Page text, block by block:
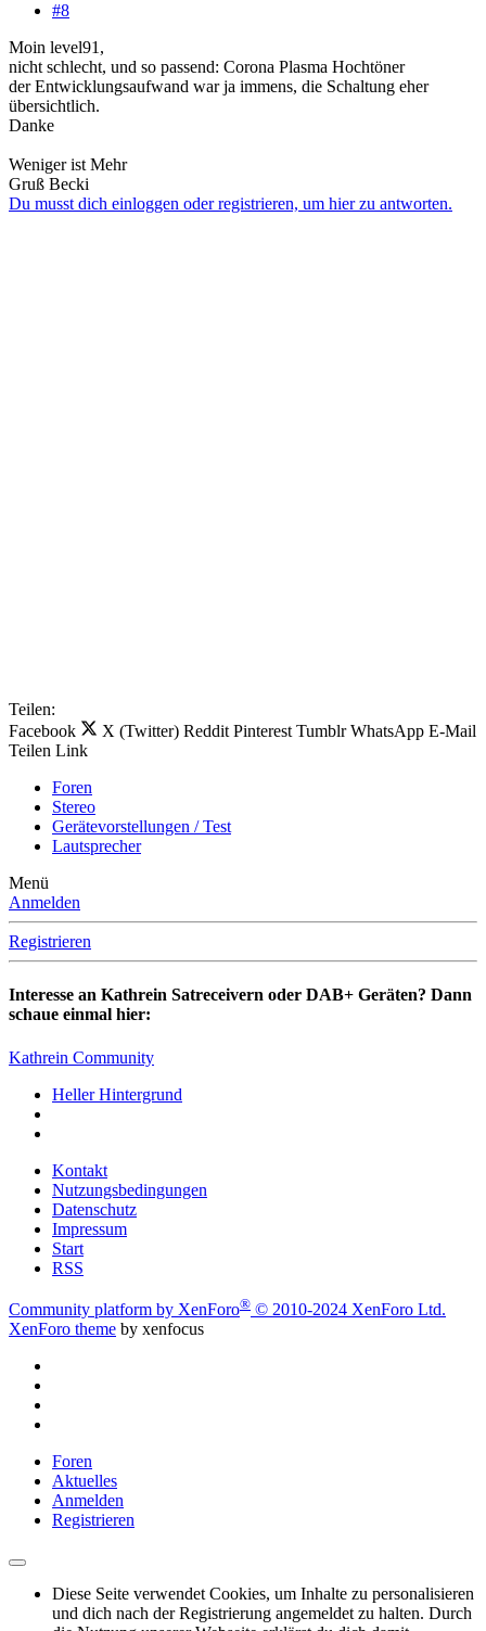
#8
Moin level91,
nicht schlecht, und so passend: Corona Plasma Hochtöner
der Entwicklungsaufwand war ja immens, die Schaltung eher
übersichtlich.
Danke
Weniger ist Mehr
Gruß Becki
Du musst dich einloggen oder registrieren, um hier zu antworten.
Teilen:
Facebook
X (Twitter) Reddit Pinterest Tumblr WhatsApp E-Mail
Teilen Link
Foren
Stereo
Gerätevorstellungen / Test
Lautsprecher
Menü
Anmelden
Registrieren
Interesse an Kathrein Satreceivern oder DAB+ Geräten? Dann
schaue einmal hier:
Kathrein Community
Heller Hintergrund
Kontakt
Nutzungsbedingungen
Datenschutz
Impressum
Start
RSS
Community platform by XenForo® © 2010-2024 XenForo Ltd.
XenForo theme by xenfocus
Foren
Aktuelles
Anmelden
Registrieren
Diese Seite verwendet Cookies, um Inhalte zu personalisieren
und dich nach der Registrierung angemeldet zu halten. Durch